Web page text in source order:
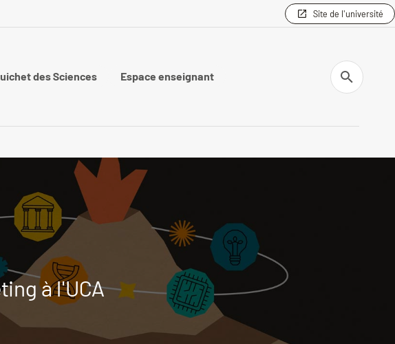
Site de l'université
des Sciences Espace enseignant
Recherche
à l'UCA